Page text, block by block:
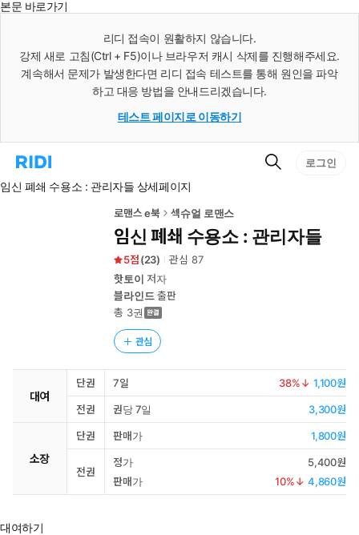
본문 바로가기
리디 접속이 원활하지 않습니다.
강제 새로 고침(Ctrl + F5)이나 브라우저 캐시 삭제를 진행해주세요.
계속해서 문제가 발생한다면 리디 접속 테스트를 통해 원인을 파악
하고 대응 방법을 안내드리겠습니다.
테스트 페이지로 이동하기
리
홈
검
로그인
임신 폐쇄 수용소 : 관리자들 상세페이지
로맨스 e북 섹슈얼 로맨스
임신 폐쇄 수용소 : 관리자들
5 (23) 관심 87
핫토이 저자
블라인드 출판
총 3권
관심
대여
단권 7일 38%↓ 1,100원
전권 권당 7일 3,300원
소장
단권 판매가 1,800원
전권
정가
5,400원
판매가
10%↓ 4,860원
대여하기